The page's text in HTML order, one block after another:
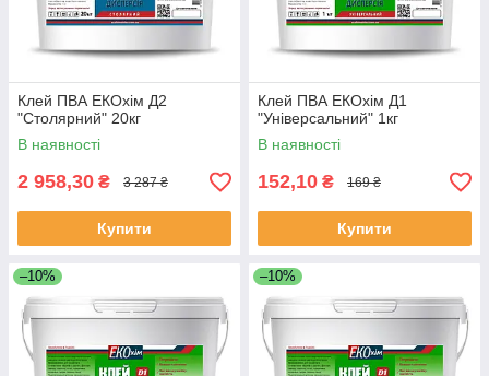
Клей ПВА ЕКОхім Д2
"Столярний" 20кг
В наявності
2 958,30 ₴ 3 287 ₴
Купити
Клей ПВА ЕКОхім Д1
"Універсальний" 1кг
В наявності
152,10 ₴ 169 ₴
Купити
–10% –10%